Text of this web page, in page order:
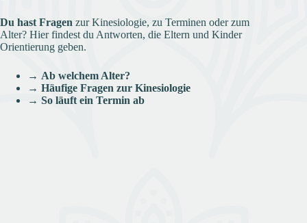
Du hast Fragen zur Kinesiologie, zu Terminen oder zum
Alter? Hier findest du Antworten, die Eltern und Kinder
Orientierung geben.
→ Ab welchem Alter?
→ Häufige Fragen zur Kinesiologie
→ So läuft ein Termin ab